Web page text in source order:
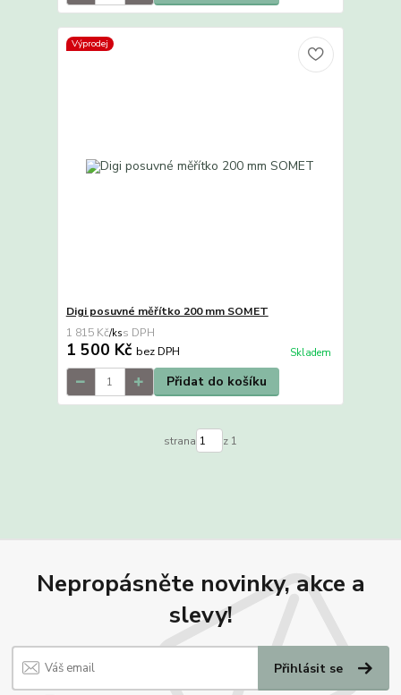
Výprodej
Digi posuvné měřítko 200 mm SOMET
1 815 Kč/ks
1 500 Kč bez DPH Skladem
Přidat do košíku
strana z 1
Nepropásněte novinky, akce a
slevy!
Přihlásit se